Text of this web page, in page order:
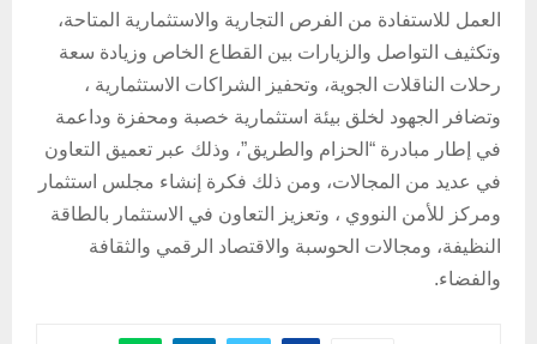
العمل للاستفادة من الفرص التجارية والاستثمارية المتاحة،
وتكثيف التواصل والزيارات بين القطاع الخاص وزيادة سعة
رحلات الناقلات الجوية، وتحفيز الشراكات الاستثمارية ،
وتضافر الجهود لخلق بيئة استثمارية خصبة ومحفزة وداعمة
في إطار مبادرة “الحزام والطريق”، وذلك عبر تعميق التعاون
في عديد من المجالات، ومن ذلك فكرة إنشاء مجلس استثمار
ومركز للأمن النووي ، وتعزيز التعاون في الاستثمار بالطاقة
النظيفة، ومجالات الحوسبة والاقتصاد الرقمي والثقافة
والفضاء.